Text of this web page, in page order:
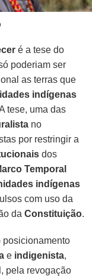
é a tese do
poderiam ser
as terras que
indígenas
tese, uma das
no
por restringir a
dos
Temporal
indígenas
com uso da
daConstituição.
posicionamento
e indigenista,
pela revogação